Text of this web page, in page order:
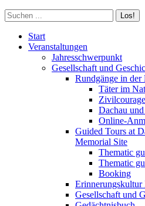
Search:
Start
Veranstaltungen
Jahresschwerpunkt
Gesellschaft und
Rundgänge in
Täter im
Dachau
Online-
Guided Tours at
Memorial Site
Thematic
Thematic
Booking
Erinnerungskultur
Gesellschaft und